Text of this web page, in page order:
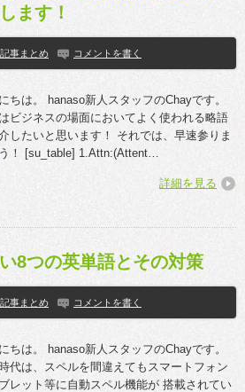
ます！
事まとめ コメントを書く
ちは。 hanaso新人スタッフのChayです。
ビジネスの場面においてよく使われる略語
したいと思います！ それでは、早速参りま
！ [su_table] 1.Attn:(Attent…
詳細を見る
8つの英単語とその対策
事まとめ コメントを書く
ちは。 hanaso新人スタッフのChayです。
代は、スペルを間違えてもスマートフォン
レット等に自動スペル機能が 搭載されてい